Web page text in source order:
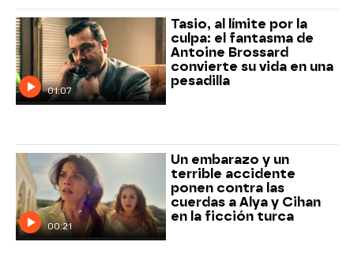
01:07
Tasio, al límite por la
culpa: el fantasma de
Antoine Brossard
convierte su vida en una
pesadilla
00:21
Un embarazo y un
terrible accidente
ponen contra las
cuerdas a Alya y Cihan
en la ficción turca